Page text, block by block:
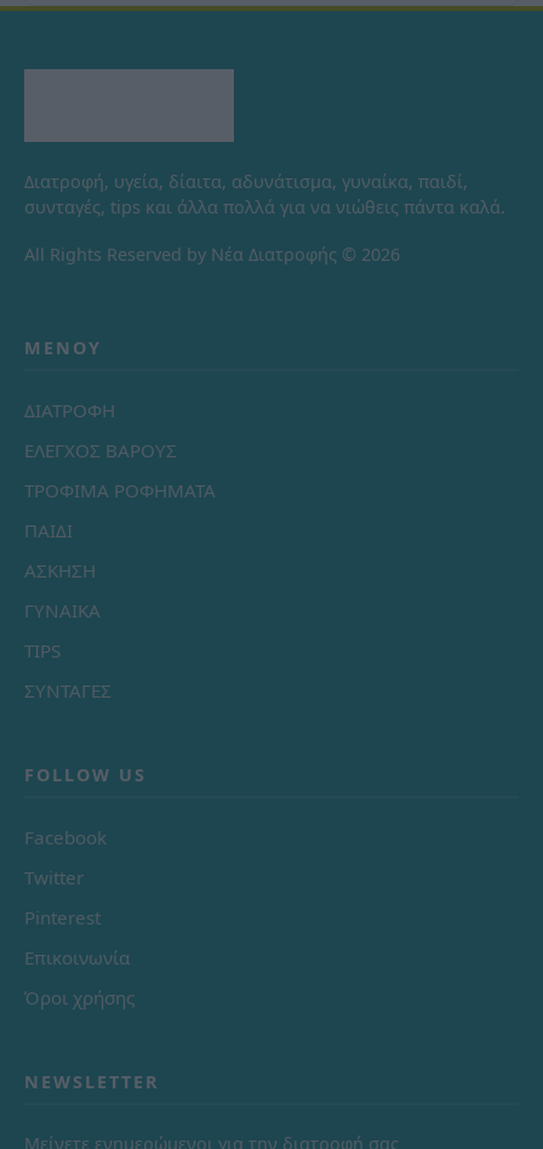
Διατροφή, υγεία, δίαιτα, αδυνάτισμα, γυναίκα, παιδί,
συνταγές, tips και άλλα πολλά για να νιώθεις πάντα καλά.
All Rights Reserved by Νέα Διατροφής © 2026
ΜΕΝΟΎ
ΔΙΑΤΡΟΦΗ
ΕΛΕΓΧΟΣ ΒΑΡΟΥΣ
ΤΡΟΦΙΜΑ ΡΟΦΗΜΑΤΑ
ΠΑΙΔΙ
ΑΣΚΗΣΗ
ΓΥΝΑΙΚΑ
TIPS
ΣΥΝΤΑΓΕΣ
FOLLOW US
Facebook
Twitter
Pinterest
Επικοινωνία
Όροι χρήσης
NEWSLETTER
Μείνετε ενημερώμενοι για την διατροφή σας